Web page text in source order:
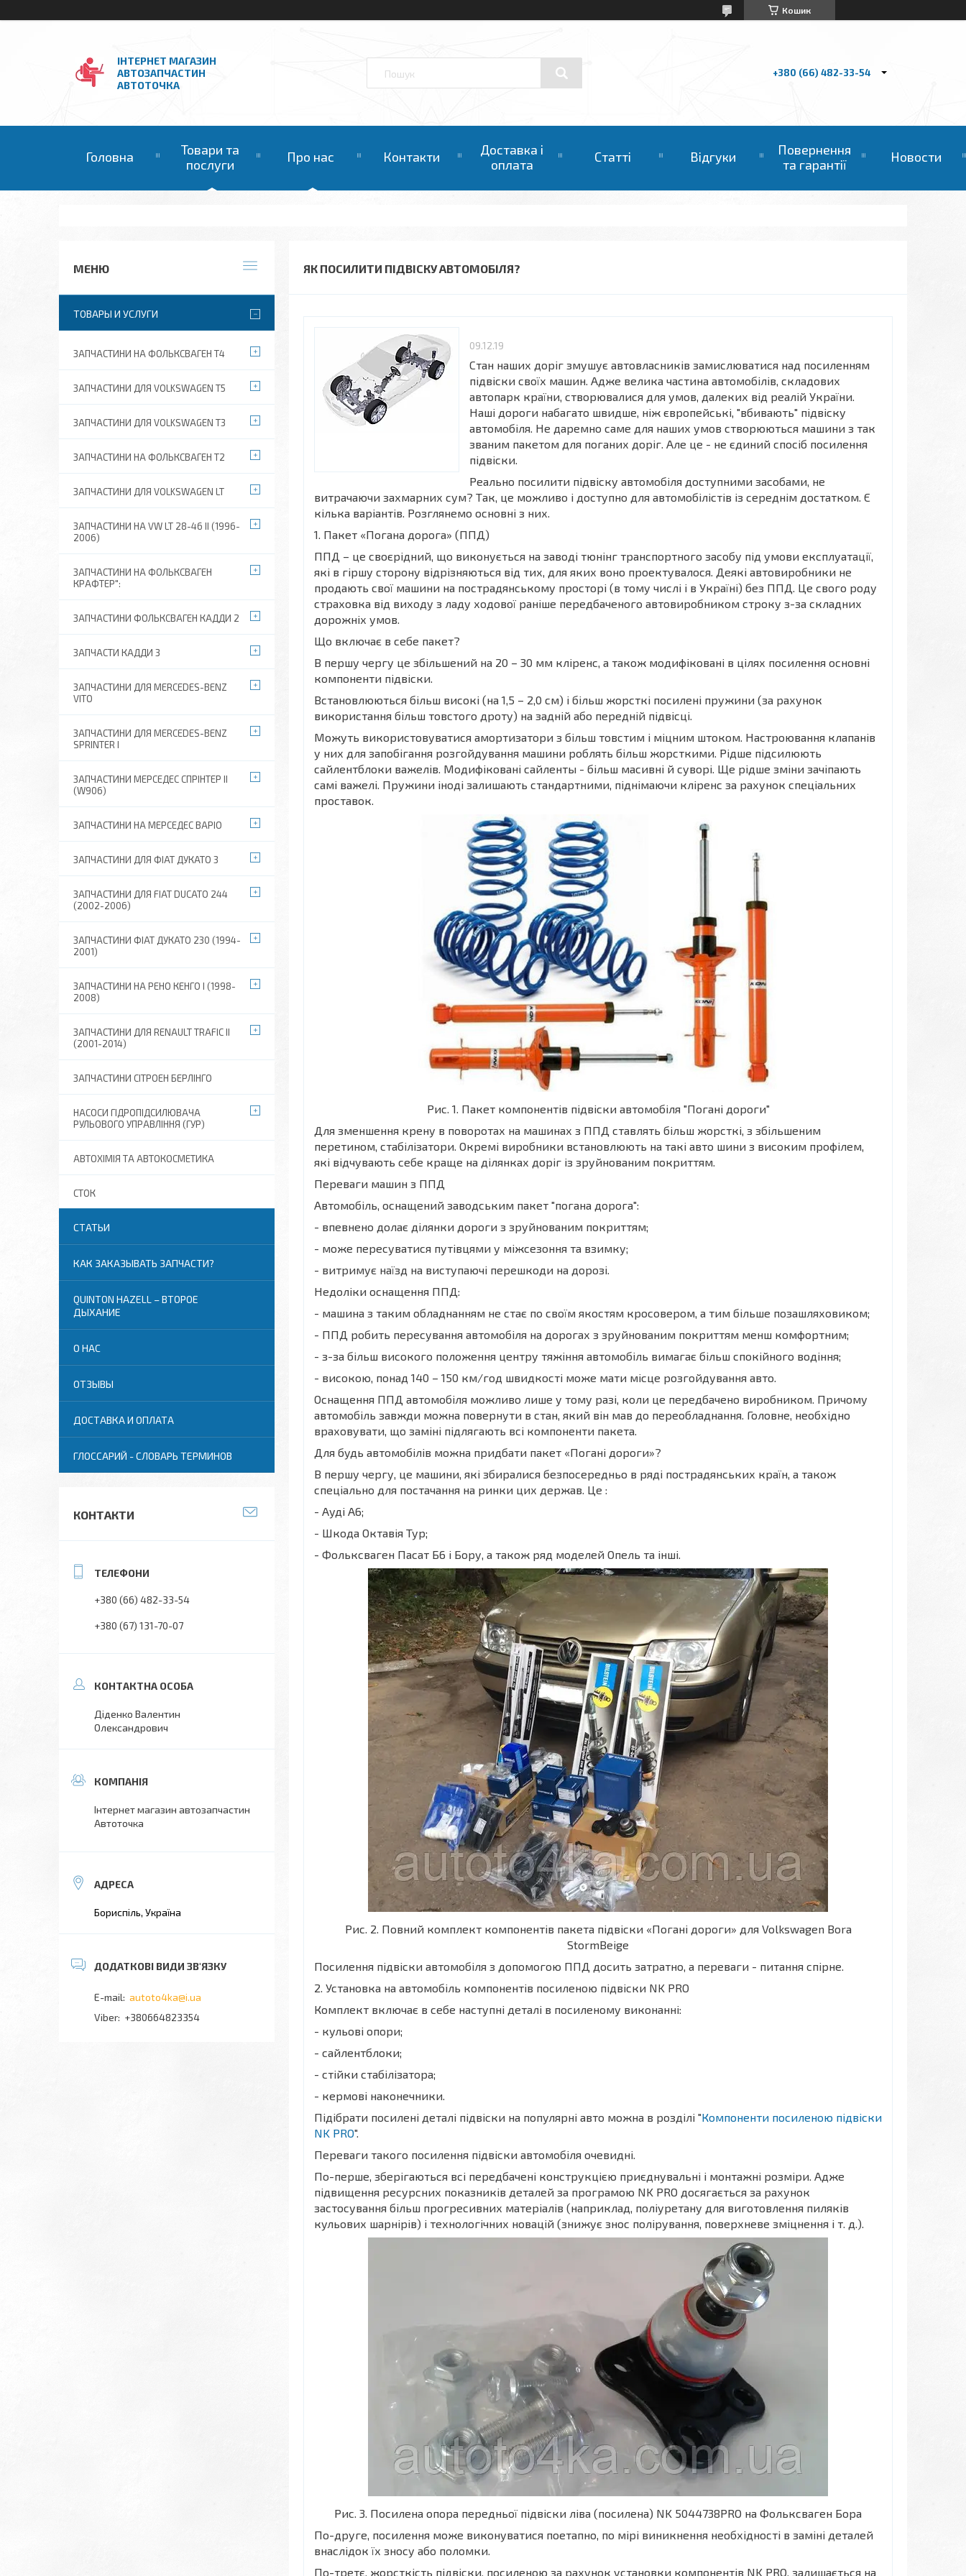
Кошик
ІНТЕРНЕТ МАГАЗИН
АВТОЗАПЧАСТИН
АВТОТОЧКА
+380 (66) 482-33-54
Головна
Товари та
послуги
Про нас Контакти
Доставка і
оплата
Статті Відгуки
Повернення
та гарантії
Новости
ЯК ПОСИЛИТИ ПІДВІСКУ АВТОМОБІЛЯ?
09.12.19
Стан наших доріг змушує автовласників замислюватися над посиленням
підвіски своїх машин. Адже велика частина автомобілів, складових
автопарк країни, створювалися для умов, далеких від реалій України.
Наші дороги набагато швидше, ніж європейські, "вбивають" підвіску
автомобіля. Не даремно саме для наших умов створюються машини з так
званим пакетом для поганих доріг. Але це - не єдиний спосіб посилення
підвіски.
Реально посилити підвіску автомобіля доступними засобами, не
витрачаючи захмарних сум? Так, це можливо і доступно для автомобілістів із середнім достатком. Є
кілька варіантів. Розглянемо основні з них.
1. Пакет «Погана дорога» (ППД)
ППД – це своєрідний, що виконується на заводі тюнінг транспортного засобу під умови експлуатації,
які в гіршу сторону відрізняються від тих, для яких воно проектувалося. Деякі автовиробники не
продають свої машини на пострадянському просторі (в тому числі і в Україні) без ППД. Це свого роду
страховка від виходу з ладу ходової раніше передбаченого автовиробником строку з-за складних
дорожніх умов.
Що включає в себе пакет?
В першу чергу це збільшений на 20 – 30 мм кліренс, а також модифіковані в цілях посилення основні
компоненти підвіски.
Встановлюються більш високі (на 1,5 – 2,0 см) і більш жорсткі посилені пружини (за рахунок
використання більш товстого дроту) на задній або передній підвісці.
Можуть використовуватися амортизатори з більш товстим і міцним штоком. Настроювання клапанів
у них для запобігання розгойдування машини роблять більш жорсткими. Рідше підсилюють
сайлентблоки важелів. Модифіковані сайленты - більш масивні й суворі. Ще рідше зміни зачіпають
самі важелі. Пружини іноді залишають стандартними, піднімаючи кліренс за рахунок спеціальних
проставок.
Рис. 1. Пакет компонентів підвіски автомобіля "Погані дороги"
Для зменшення крену в поворотах на машинах з ППД ставлять більш жорсткі, з збільшеним
перетином, стабілізатори. Окремі виробники встановлюють на такі авто шини з високим профілем,
які відчувають себе краще на ділянках доріг із зруйнованим покриттям.
Переваги машин з ППД
Автомобіль, оснащений заводським пакет "погана дорога":
- впевнено долає ділянки дороги з зруйнованим покриттям;
- може пересуватися путівцями у міжсезоння та взимку;
- витримує наїзд на виступаючі перешкоди на дорозі.
Недоліки оснащення ППД:
- машина з таким обладнанням не стає по своїм якостям кросовером, а тим більше позашляховиком;
- ППД робить пересування автомобіля на дорогах з зруйнованим покриттям менш комфортним;
- з-за більш високого положення центру тяжіння автомобіль вимагає більш спокійного водіння;
- високою, понад 140 – 150 км/год швидкості може мати місце розгойдування авто.
Оснащення ППД автомобіля можливо лише у тому разі, коли це передбачено виробником. Причому
автомобіль завжди можна повернути в стан, який він мав до переобладнання. Головне, необхідно
враховувати, що заміні підлягають всі компоненти пакета.
Для будь автомобілів можна придбати пакет «Погані дороги»?
В першу чергу, це машини, які збиралися безпосередньо в ряді пострадянських країн, а також
спеціально для постачання на ринки цих держав. Це :
- Ауді А6;
- Шкода Октавія Тур;
- Фольксваген Пасат Б6 і Бору, а також ряд моделей Опель та інші.
Рис. 2. Повний комплект компонентів пакета підвіски «Погані дороги» для Volkswagen Bora
StormBeige
Посилення підвіски автомобіля з допомогою ППД досить затратно, а переваги - питання спірне.
2. Установка на автомобіль компонентів посиленою підвіски NK PRO
Комплект включає в себе наступні деталі в посиленому виконанні:
- кульові опори;
- сайлентблоки;
- стійки стабілізатора;
- кермові наконечники.
Підібрати посилені деталі підвіски на популярні авто можна в розділі "Компоненти посиленою підвіски
NK PRO".
Переваги такого посилення підвіски автомобіля очевидні.
По-перше, зберігаються всі передбачені конструкцією приєднувальні і монтажні розміри. Адже
підвищення ресурсних показників деталей за програмою NK PRO досягається за рахунок
застосування більш прогресивних матеріалів (наприклад, поліуретану для виготовлення пиляків
кульових шарнірів) і технологічних новацій (знижує знос полірування, поверхневе зміцнення і т. д.).
Рис. 3. Посилена опора передньої підвіски ліва (посилена) NK 5044738PRO на Фольксваген Бора
По-друге, посилення може виконуватися поетапно, по мірі виникнення необхідності в заміні деталей
внаслідок їх зносу або поломки.
По-третє, жорсткість підвіски, посиленою за рахунок установки компонентів NK PRO, залишається на
ТОВАРЫ И УСЛУГИ
ЗАПЧАСТИНИ НА ФОЛЬКСВАГЕН Т4
ЗАПЧАСТИНИ ДЛЯ VOLKSWAGEN T5
ЗАПЧАСТИНИ ДЛЯ VOLKSWAGEN T3
ЗАПЧАСТИНИ НА ФОЛЬКСВАГЕН Т2
ЗАПЧАСТИНИ ДЛЯ VOLKSWAGEN LT
ЗАПЧАСТИНИ НА VW LT 28-46 II (1996-
2006)
ЗАПЧАСТИНИ НА ФОЛЬКСВАГЕН
КРАФТЕР":
ЗАПЧАСТИНИ ФОЛЬКСВАГЕН КАДДИ 2
ЗАПЧАСТИ КАДДИ 3
ЗАПЧАСТИНИ ДЛЯ MERCEDES-BENZ
VITO
ЗАПЧАСТИНИ ДЛЯ MERCEDES-BENZ
SPRINTER I
ЗАПЧАСТИНИ МЕРСЕДЕС СПРІНТЕР II
(W906)
ЗАПЧАСТИНИ НА МЕРСЕДЕС ВАРІО
ЗАПЧАСТИНИ ДЛЯ ФІАТ ДУКАТО 3
ЗАПЧАСТИНИ ДЛЯ FIAT DUCATO 244
(2002-2006)
ЗАПЧАСТИНИ ФІАТ ДУКАТО 230 (1994-
2001)
ЗАПЧАСТИНИ НА РЕНО КЕНГО I (1998-
2008)
ЗАПЧАСТИНИ ДЛЯ RENAULT TRAFIC II
(2001-2014)
ЗАПЧАСТИНИ СІТРОЕН БЕРЛІНГО
НАСОСИ ГІДРОПІДСИЛЮВАЧА
РУЛЬОВОГО УПРАВЛІННЯ (ГУР)
АВТОХІМІЯ ТА АВТОКОСМЕТИКА
СТОК
СТАТЬИ
КАК ЗАКАЗЫВАТЬ ЗАПЧАСТИ?
QUINTON HAZELL – ВТОРОЕ
ДЫХАНИЕ
О НАС
ОТЗЫВЫ
ДОСТАВКА И ОПЛАТА
ГЛОССАРИЙ - СЛОВАРЬ ТЕРМИНОВ
КОНТАКТИ
+380 (66) 482-33-54
+380 (67) 131-70-07
Діденко Валентин
Олександрович
Інтернет магазин автозапчастин
Автоточка
Бориспіль, Україна
autoto4ka@i.ua
+380664823354